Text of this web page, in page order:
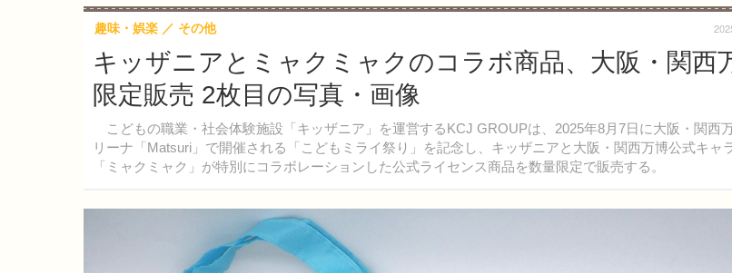
キッザニアとミャクミャクのコラボ商品、大阪・関西
限定販売 2枚目の写真・画像
こどもの職業・社会体験施設「キッザニア」を運営するKCJ GROUPは、2025年8月7日に大阪・関西
リーナ「Matsuri」で開催される「こどもミライ祭り」を記念し、キッザニアと大阪・関西万博公式キャ
「ミャクミャク」が特別にコラボレーションした公式ライセンス商品を数量限定で販売する。
趣味・娯楽 その他